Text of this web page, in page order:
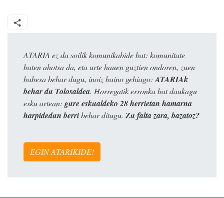
ATARIA ez da soilik komunikabide bat: komunitate
baten ahotsa da, eta urte hauen guztien ondoren, zuen
babesa behar dugu, inoiz baino gehiago: ATARIAk
behar du Tolosaldea. Horregatik erronka bat daukagu
esku artean: gure eskualdeko 28 herrietan hamarna
harpidedun berribehar ditugu. Zu falta zara, bazatoz?
EGIN ATARIKIDE!